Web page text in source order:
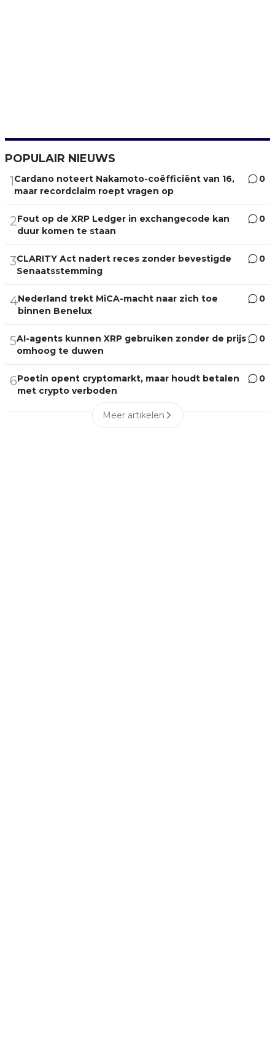
POPULAIR NIEUWS
1Cardano noteert Nakamoto-coëfficiënt van 16,
maar recordclaim roept vragen op
0
2Fout op de XRP Ledger in exchangecode kan
duur komen te staan
0
3CLARITY Act nadert reces zonder bevestigde
Senaatsstemming
0
4Nederland trekt MiCA-macht naar zich toe
binnen Benelux
0
5AI-agents kunnen XRP gebruiken zonder de prijs
omhoog te duwen
0
6Poetin opent cryptomarkt, maar houdt betalen
met crypto verboden
0
Meer artikelen